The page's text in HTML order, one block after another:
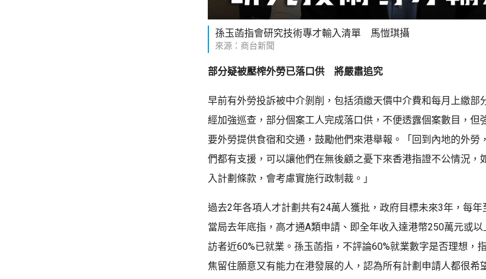
孫玉菡指會研究技術專才輸入清單 馬愷琪攝
來源：商台新聞
部分疑被壓榨外勞已落口供 將嚴肅追究
早前有外勞投訴被中介剝削，包括須繳天價中介費和每月上繳部
經加強巡查，部分個案工人完成落口供，不便透露個案數目，但
要外勞提供食宿和交通，鼓勵他們來港舉報。「回到內地的外勞
們都有支援，可以讓他們在無後顧之憂下來香港指證不公情況，
入計劃條款，會考慮實施行政制裁。」
過去2年各項人才計劃共有24萬人獲批，政府目標未來3年，每年
當局去年底指，高才通A類申請、即全年收入達港幣250萬元或
訪者近60%已就業。孫玉菡指，不評論60%就業數字是否理想，
焦留住願意又有能力在港發展的人，認為所有計劃申請人都很希